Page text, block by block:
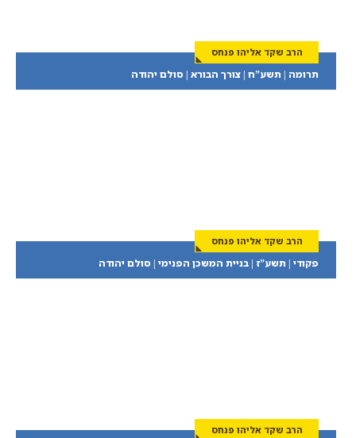
הרב שקד אליהו פנחס
תרומה | תשע”ח | צורך הבורא | סולם יהודה
הרב שקד אליהו פנחס
פקודי | תשע”ז | בניית המשכן הפנימי | סולם יהודה
הרב שקד אליהו פנחס